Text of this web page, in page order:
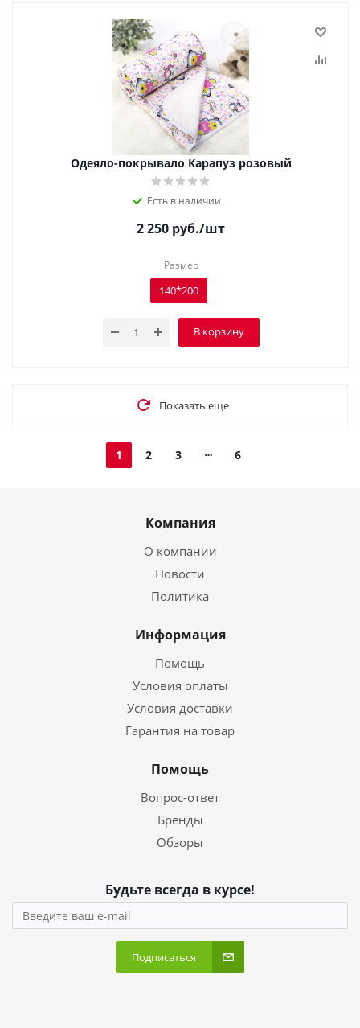
Одеяло-покрывало Карапуз розовый
Есть в наличии
2 250 руб./шт
Размер
140*200
В корзину
Показать еще
1 2 3 6
Компания
О компании
Новости
Политика
Информация
Помощь
Условия оплаты
Условия доставки
Гарантия на товар
Помощь
Вопрос-ответ
Бренды
Обзоры
Будьте всегда в курсе!
Подписаться